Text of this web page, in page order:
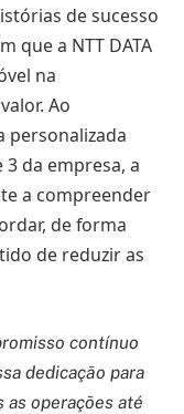
de sucesso
que a NTT DATA
na
Ao
personalizada
da empresa, a
a compreender
de forma
de reduzir as
contínuo
dedicação para
as operações até